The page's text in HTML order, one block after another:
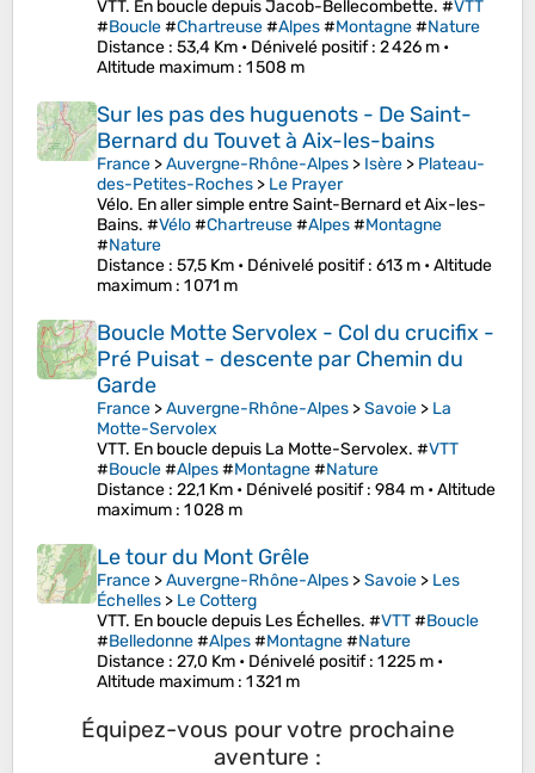
VTT. En boucle depuis Jacob-Bellecombette. #VTT
#Boucle#Chartreuse#Alpes#Montagne#Nature
Distance : 53,4 Km • Dénivelé positif: 2 426 m •
Altitude maximum : 1 508 m
Sur les pas des huguenots - De Saint-
Bernard du Touvet à Aix-les-bains
France >Auvergne-Rhône-Alpes > Isère > Plateau-
des-Petites-Roches > Le Prayer
Vélo. En aller simple entre Saint-Bernard et Aix-les-
Bains. #Vélo#Chartreuse#Alpes#Montagne
#Nature
Distance : 57,5 Km • Dénivelé positif: 613 m •Altitude
maximum : 1 071 m
Boucle Motte Servolex - Col du crucifix -
Pré Puisat - descente par Chemin du
Garde
France >Auvergne-Rhône-Alpes >Savoie > La
Motte-Servolex
VTT. En boucle depuis La Motte-Servolex. #VTT
#Boucle#Alpes#Montagne#Nature
Distance : 22,1 Km • Dénivelé positif: 984 m •Altitude
maximum : 1 028 m
Le tour du Mont Grêle
France >Auvergne-Rhône-Alpes >Savoie > Les
Échelles > Le Cotterg
VTT. En boucle depuis Les Échelles. #VTT#Boucle
#Belledonne#Alpes#Montagne#Nature
Distance : 27,0 Km • Dénivelé positif: 1 225 m •
Altitude maximum : 1 321 m
Équipez-vous pour votre prochaine
aventure :